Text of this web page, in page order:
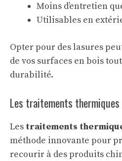
Moins d’entretien
Utilisables en
Opter pour des lasures
de vos surfaces en bois
durabilité.
Les traitements thermiques
Les traitements
méthode innovante pour
recourir à des produits